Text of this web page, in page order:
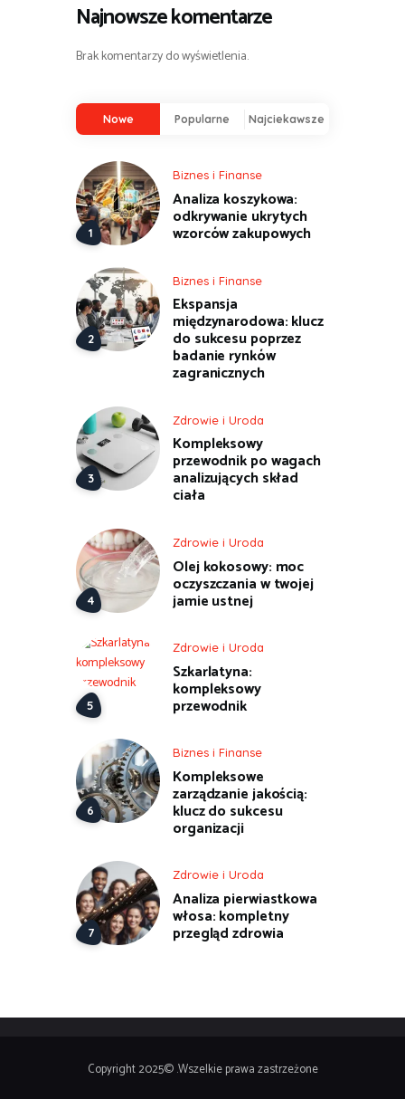
Najnowsze komentarze
Brak komentarzy do wyświetlenia.
Nowe Popularne Najciekawsze
Biznes i Finanse
Analiza koszykowa:
odkrywanie ukrytych
wzorców zakupowych
Biznes i Finanse
Ekspansja
międzynarodowa: klucz
do sukcesu poprzez
badanie rynków
zagranicznych
Zdrowie i Uroda
Kompleksowy
przewodnik po wagach
analizujących skład
ciała
Zdrowie i Uroda
Olej kokosowy: moc
oczyszczania w twojej
jamie ustnej
Zdrowie i Uroda
Szkarlatyna:
kompleksowy
przewodnik
Biznes i Finanse
Kompleksowe
zarządzanie jakością:
klucz do sukcesu
organizacji
Zdrowie i Uroda
Analiza pierwiastkowa
włosa: kompletny
przegląd zdrowia
Copyright 2025© .Wszelkie prawa zastrzeżone